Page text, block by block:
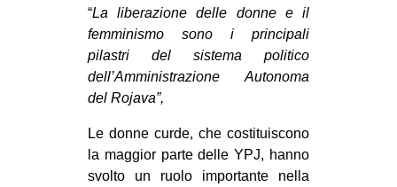
“La liberazione delle donne e il
femminismo sono i principali
pilastri del sistema politico
dell’Amministrazione Autonoma
del Rojava”,
Le donne curde, che costituiscono
la maggior parte delle YPJ, hanno
svolto un ruolo importante nella